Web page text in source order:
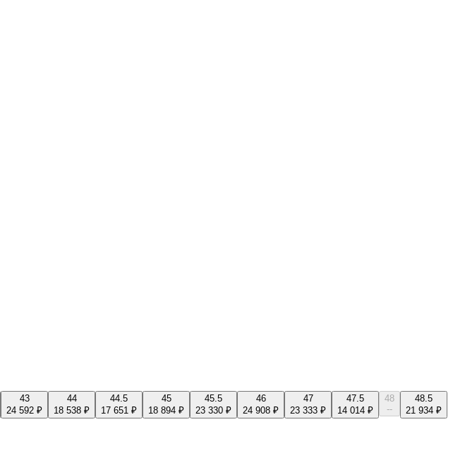
43
24 592 ₽
44
18 538 ₽
44.5
17 651 ₽
45
18 894 ₽
45.5
23 330 ₽
46
24 908 ₽
47
23 333 ₽
47.5
14 014 ₽
48
--
48.5
21 934 ₽